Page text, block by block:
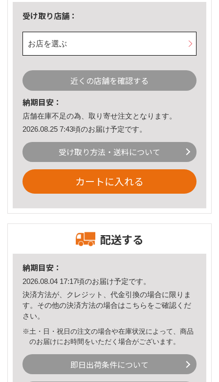
受け取り店舗：
お店を選ぶ
近くの店舗を確認する
納期目安：
店舗在庫不足の為、取り寄せ注文となります。
2026.08.25 7:43頃のお届け予定です。
受け取り方法・送料について
カートに入れる
配送する
納期目安：
2026.08.04 17:17頃のお届け予定です。
決済方法が、クレジット、代金引換の場合に限りま
す。その他の決済方法の場合はこちら をご確認くだ
さい。
※土・日・祝日の注文の場合や在庫状況によって、商品
のお届けにお時間をいただく場合がございます。
即日出荷条件について